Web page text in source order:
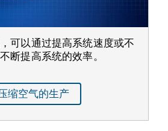
可以通过提高系统速度或不
断提高系统的效率。
缩空气的生产